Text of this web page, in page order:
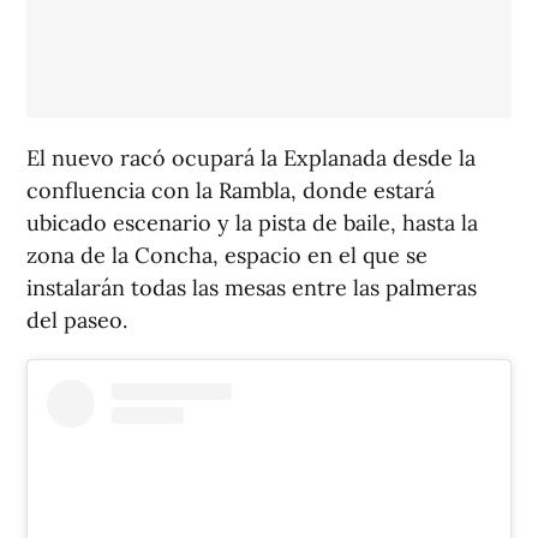
El nuevo racó ocupará la Explanada desde la
confluencia con la Rambla, donde estará
ubicado escenario y la pista de baile, hasta la
zona de la Concha, espacio en el que se
instalarán todas las mesas entre las palmeras
del paseo.